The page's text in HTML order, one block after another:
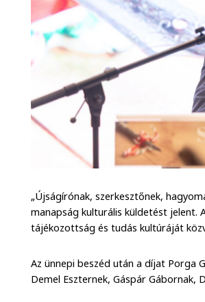
„Újságírónak, szerkesztőnek,
manapság kulturális küldetést jelent.
tájékozottság és tudás kultúráját
Az ünnepi beszéd után a díjat Porga
Demel Eszternek, Gáspár Gábornak,